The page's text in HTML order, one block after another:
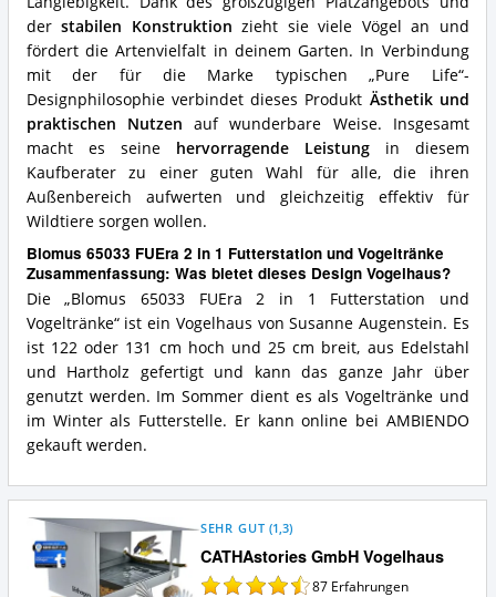
derstabilen Konstruktion zieht sie viele Vögel an und
fördert die Artenvielfalt in deinem Garten. In Verbindung
mit der für die Marke typischen „Pure Life“-
Designphilosophie verbindet dieses Produkt Ästhetik und
praktischen Nutzen auf wunderbare Weise. Insgesamt
macht es seine hervorragende Leistungin diesem
Kaufberater zu einer guten Wahl für alle, die ihren
Außenbereich aufwerten und gleichzeitig effektiv für
Wildtiere sorgen wollen.
Blomus 65033 FUEra 2 in 1 Futterstation und Vogeltränke
Zusammenfassung: Was bietet dieses Design Vogelhaus?
Die „Blomus 65033 FUEra 2 in 1 Futterstation und
Vogeltränke“ ist ein Vogelhaus von Susanne Augenstein. Es
ist 122 oder 131 cm hoch und 25 cm breit, aus Edelstahl
und Hartholz gefertigt und kann das ganze Jahr über
genutzt werden. Im Sommer dient es als Vogeltränke und
im Winter als Futterstelle. Er kann online bei AMBIENDO
gekauft werden.
CATHAstories GmbH Vogelhaus
SEHR GUT (1,3)
87 Erfahrungen